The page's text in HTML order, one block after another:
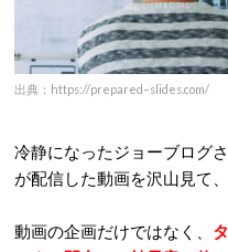
出典：https://prepared–slides.com/
冷静になったジョーブログ
が配信した動画を沢山見て
動画の企画だけではなく、